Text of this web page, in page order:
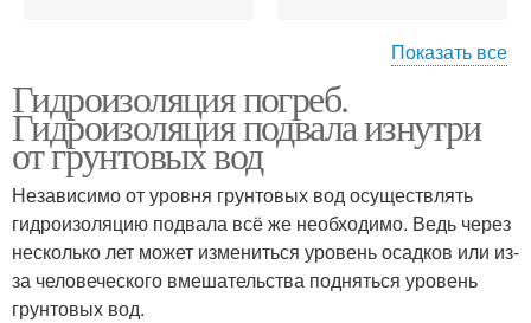
способу
Показать все
Гидроизоляция погреб.
Гидроизоляция подвала изнутри
от грунтовых вод
Независимо от уровня грунтовых вод осуществлять
гидроизоляцию подвала всё же необходимо. Ведь через
несколько лет может измениться уровень осадков или из-
за человеческого вмешательства подняться уровень
грунтовых вод.